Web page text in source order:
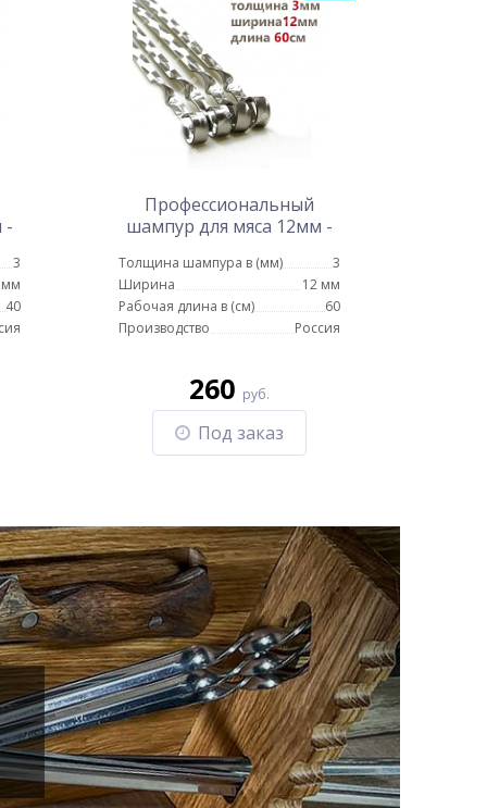
-
3
мм
40
Профессиональный
шампур для мяса 12мм -
Толщина шампура в (мм)
3
Ширина
12 мм
Рабочая длина в (см)
60
Производство
Россия
260 руб.
Под заказ